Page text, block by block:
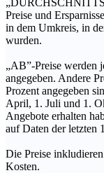
Preise und
in dem Umkreis, in
wurden.
„AB”-Preise werden
angegeben. Andere
Prozent angegeben
April, 1. Juli und 1.
Angebote erhalten
auf Daten der letzten
Die Preise
Kosten.